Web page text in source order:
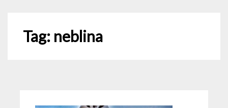
Tag: neblina